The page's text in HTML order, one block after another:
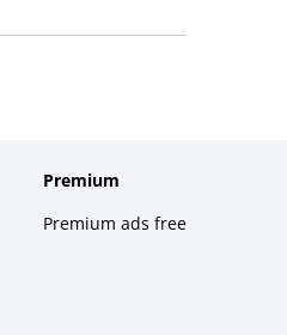
Premium
Premium ads free